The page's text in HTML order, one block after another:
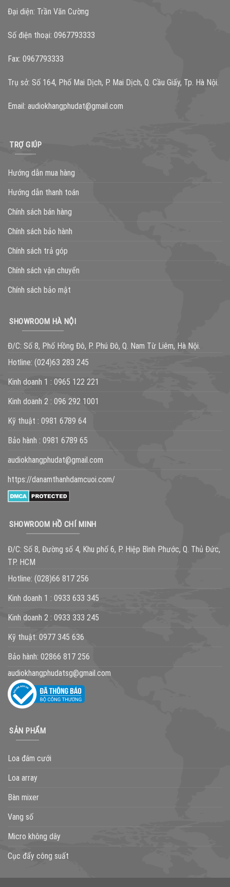
Đại diện: Trần Văn Cường
Số điện thoại: 0967793333
Fax: 0967793333
Trụ sở: Số 164, Phố Mai Dịch, P. Mai Dịch, Q. Cầu Giấy, Tp. Hà Nội.
Email: audiokhangphudat@gmail.com
TRỢ GIÚP
Hướng dẫn mua hàng
Hướng dẫn thanh toán
Chính sách bán hàng
Chính sách bảo hành
Chính sách trả góp
Chính sách vận chuyển
Chính sách bảo mật
SHOWROOM HÀ NỘI
Đ/C: Số 8, Phố Hồng Đô, P. Phú Đô, Q. Nam Từ Liêm, Hà Nội.
Hotline: (024)63 283 245
Kinh doanh 1 : 0965 122 221
Kinh doanh 2 : 096 292 1001
Kỹ thuật : 0981 6789 64
Bảo hành : 0981 6789 65
audiokhangphudat@gmail.com
https://danamthanhdamcuoi.com/
SHOWROOM HỒ CHÍ MINH
Đ/C: Số 8, Đường số 4, Khu phố 6, P. Hiệp Bình Phước, Q. Thủ Đức,
TP. HCM
Hotline: (028)66 817 256
Kinh doanh 1 : 0933 633 345
Kinh doanh 2 : 0933 333 245
Kỹ thuật: 0977 345 636
Bảo hành: 02866 817 256
audiokhangphudatsg@gmail.com
SẢN PHẨM
Loa đám cưới
Loa array
Bàn mixer
Vang số
Micro không dây
Cục đẩy công suất